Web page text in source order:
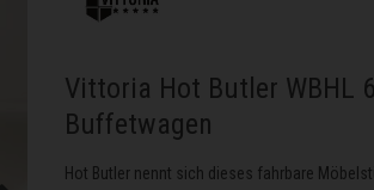
Vittoria Hot Butler WBHL
Buffetwagen
Hot Butler nennt sich dieses fahrbare